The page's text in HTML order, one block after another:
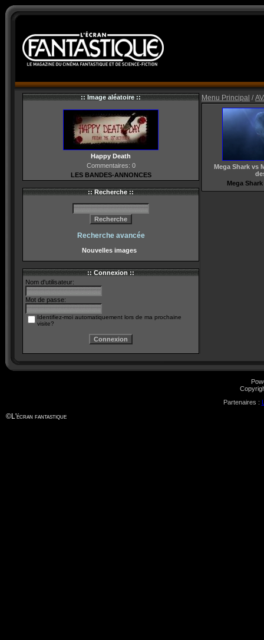
:: Image aléatoire ::
Happy Death
Commentaires: 0
LES BANDES-ANNONCES
:: Recherche ::
Recherche avancée
Nouvelles images
:: Connexion ::
Nom d'utilisateur:
Mot de passe:
Identifiez-moi automatiquement lors de ma prochaine
visite?
Menu Principal /
Mega Shark vs
Mega
Partenaires :
©L'écran fantastique